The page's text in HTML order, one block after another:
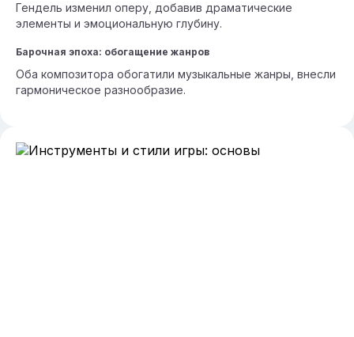
Гендель изменил оперу, добавив драматические
элементы и эмоциональную глубину.
Барочная эпоха: обогащение жанров
Оба композитора обогатили музыкальные жанры, внесли
гармоническое разнообразие.